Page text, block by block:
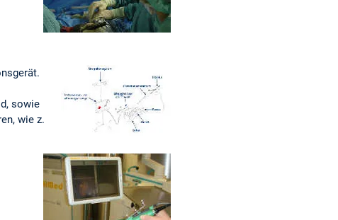
sowie
wie z.